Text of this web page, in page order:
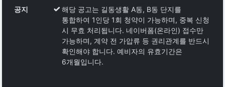
공지
해당 공고는 길동생활 A동, B동 단지를
통합하여 1인당 1회 청약이 가능하며, 중복 신청
시 무효 처리됩니다. 네이버폼(온라인) 접수만
가능하며, 계약 전 가압류 등 권리관계를 반드시
확인해야 합니다. 예비자의 유효기간은
6개월입니다.